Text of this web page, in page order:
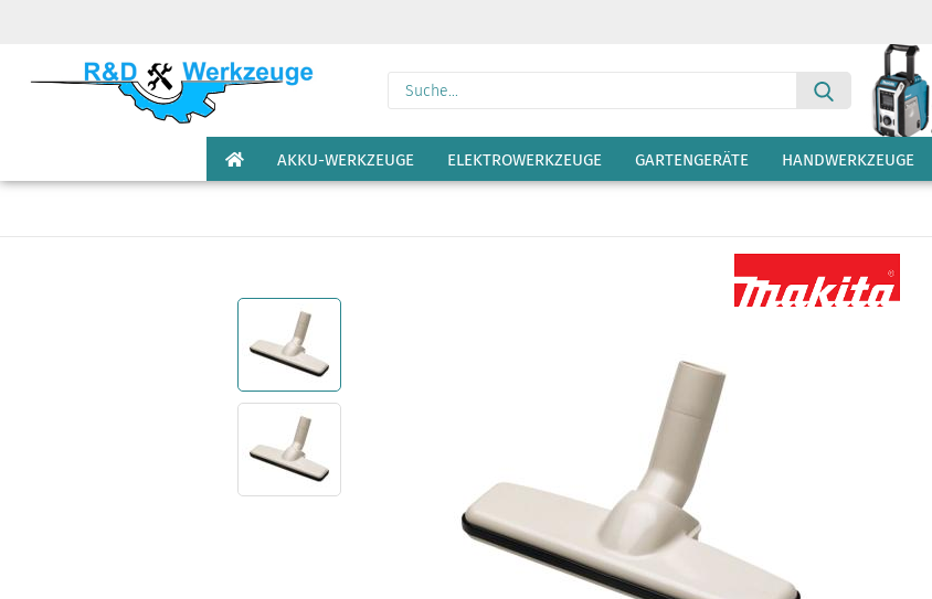
Suche...
AKKU-WERKZEUGE ELEKTROWERKZEUGE GARTENGERÄTE HANDWERKZEUGE